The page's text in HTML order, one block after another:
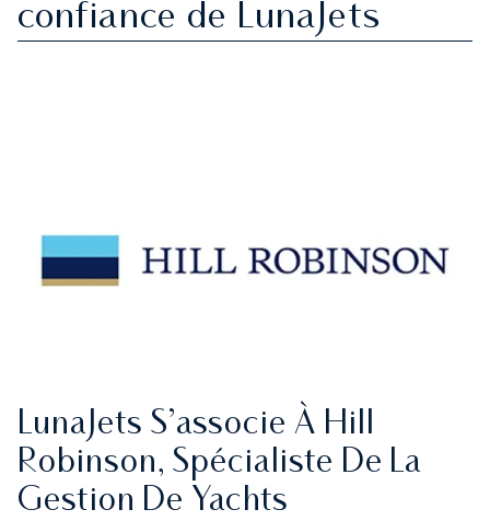
confiance de LunaJets
LunaJets S’associe À Hill
Robinson, Spécialiste De La
Gestion De Yachts